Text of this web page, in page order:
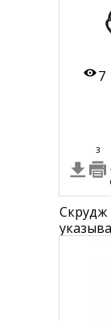
7
3
Скрудж